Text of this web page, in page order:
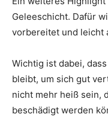
Geleeschicht. Dafür
vorbereitet und leicht
Wichtig ist dabei,
bleibt, um sich gut
nicht mehr heiß sein,
beschädigt werden